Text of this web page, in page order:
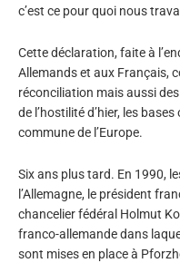
c’est ce pour quoi nous
Cette déclaration, faite à
Allemands et aux Français,
réconciliation mais aussi
de l’hostilité d’hier, les
commune de l’Europe.
Six ans plus tard. En 1990,
l’Allemagne, le président
chancelier fédéral Holmut
franco-allemande dans
sont mises en place à